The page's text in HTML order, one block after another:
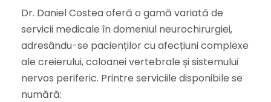
Dr. Daniel Costea oferă o gamă variată de
servicii medicale în domeniul neurochirurgiei,
adresându-se pacienților cu afecțiuni complexe
ale creierului, coloanei vertebrale și sistemului
nervos periferic. Printre serviciile disponibile se
numără: